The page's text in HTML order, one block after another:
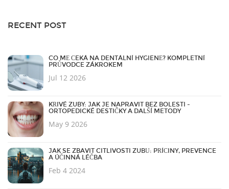
RECENT POST
CO MĚ ČEKÁ NA DENTÁLNÍ HYGIENĚ? KOMPLETNÍ
PRŮVODCE ZÁKROKEM
Jul 12 2026
KŘIVÉ ZUBY: JAK JE NAPRAVIT BEZ BOLESTI -
ORTOPEDICKÉ DESTIČKY A DALŠÍ METODY
May 9 2026
JAK SE ZBAVIT CITLIVOSTI ZUBŮ: PŘÍČINY, PREVENCE
A ÚČINNÁ LÉČBA
Feb 4 2024